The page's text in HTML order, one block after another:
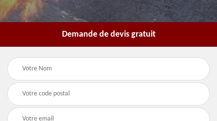
Demande de devis gratuit